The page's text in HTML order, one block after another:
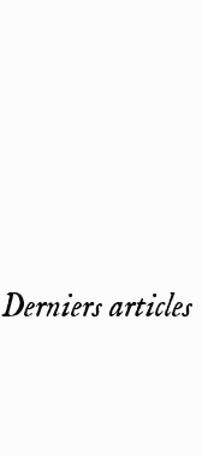
Derniers articles